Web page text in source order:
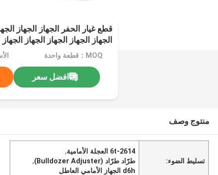
قطع غيار الحفر الجهاز الجهاز
الجهاز الجهاز الجهاز الجهاز
الجهاز الجهاز الجهاز الجهاز
MOQ：قطعة واحدة
افضل سعر
منتوج وصف
تسليط الضوء:
6t-2614 العجلة الأمامية
,
طرّاد طرّاد (Bulldozer Adjuster)
,
d6h الجهاز الأمامي العاطل